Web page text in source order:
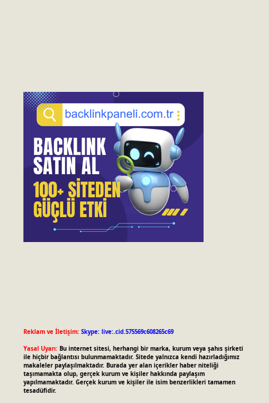
Reklam ve İletişim: Skype: live:.cid.575569c608265c69
Yasal Uyarı: Bu internet sitesi, herhangi bir marka, kurum veya şahıs şirketi
ile hiçbir bağlantısı bulunmamaktadır. Sitede yalnızca kendi hazırladığımız
makaleler paylaşılmaktadır. Burada yer alan içerikler haber niteliği
taşımamakta olup, gerçek kurum ve kişiler hakkında paylaşım
yapılmamaktadır. Gerçek kurum ve kişiler ile isim benzerlikleri tamamen
tesadüfidir.